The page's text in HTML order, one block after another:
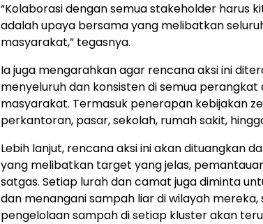
“Kolaborasi dengan semua stakeholder harus
adalah upaya bersama yang melibatkan
masyarakat,” tegasnya.
Ia juga mengarahkan agar rencana aksi ini
menyeluruh dan konsisten di semua perangkat
masyarakat. Termasuk penerapan kebijakan
perkantoran, pasar, sekolah, rumah sakit,
Lebih lanjut, rencana aksi ini akan dituangkan
yang melibatkan target yang jelas,
satgas. Setiap lurah dan camat juga diminta
dan menangani sampah liar di wilayah
pengelolaan sampah di setiap kluster akan